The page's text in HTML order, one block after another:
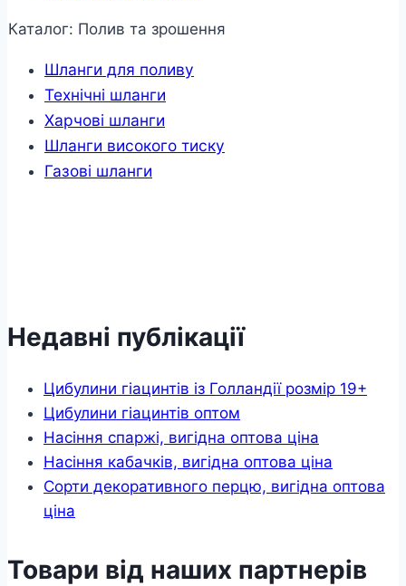
Каталог: Полив та зрошення
Шланги для поливу
Технічні шланги
Харчові шланги
Шланги високого тиску
Газові шланги
Недавні публікації
Цибулини гіацинтів із Голландії розмір 19+
Цибулини гіацинтів оптом
Насіння спаржі, вигідна оптова ціна
Насіння кабачків, вигідна оптова ціна
Сорти декоративного перцю, вигідна оптова
ціна
Товари від наших партнерів